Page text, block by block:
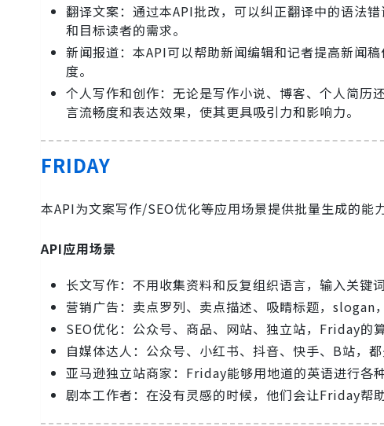
翻译文案：通过本API批改，可以纠正翻译中的语法
和目标读者的需求。
新闻报道：本API可以帮助新闻编辑和记者提高新闻
度。
个人写作和创作：无论是写作小说、博客、个人简历
言流畅度和表达效果，使其更具吸引力和影响力。
FRIDAY
本API为文案写作/SEO优化等应用场景提供批量生成的能
API应用场景
长文写作：不用收集资料和反复组织语言，输入关键
营销广告：卖点罗列、卖点描述、吸睛标题，slogan
SEO优化：公众号、商品、网站、独立站，Friday的
自媒体达人：公众号、小红书、抖音、快手、B站，
亚马逊独立站商家：Friday能够用地道的英语进行各
剧本工作者：在没有灵感的时候，他们会让Friday帮